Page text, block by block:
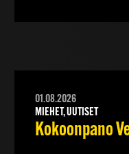
01.08.2026
MIEHET, UUTISET
Kokoonpano